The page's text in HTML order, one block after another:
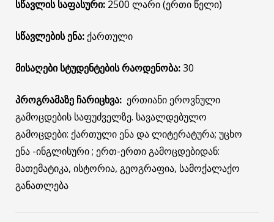
სწავლის საფასური: 2500 ლარი (ერთი წელი)
სწავლების ენა: ქართული
მისაღები სტუდენტების რაოდენობა:30
პროგრამაზე ჩარიცხვა: ერთიანი ეროვნული
გამოცდების საფუძველზე. სავალდებულო
გამოცდები: ქართული ენა და ლიტერატურა; უცხო
ენა -ინგლისური ; ერთ-ერთი გამოცდებიდან:
მათემატიკა, ისტორია, გეოგრაფია, სამოქალაქო
განათლება